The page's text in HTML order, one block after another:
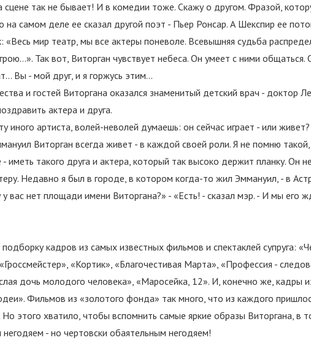
сцене так не бывает! И в комедии тоже. Скажу о другом. Фразой,
самом деле ее сказал другой поэт - Пьер Ронсар. А Шекспир ее
«Весь мир театр, мы все актеры поневоле. Всевышняя судьба
Так вот, Виторган чувствует небеса. Он умеет с ними общаться.
Вы - мой друг, и я горжусь этим…
и гостей Виторгана оказался знаменитый детский врач - доктор
актера и друга.
иного артиста, волей-неволей думаешь: он сейчас играет - или живет?
Виторган всегда живет - в каждой своей роли. Я не помню
иметь такого друга и актера, который так высоко держит планку. Он
Недавно я был в городе, в котором когда-то жил Эммануил, - в
вас нет площади имени Виторгана?» - «Есть! - сказал мэр. - И мы его
кадров из самых известных фильмов и спектаклей супруга:
«Кортик», «Благочестивая Марта», «Профессия -
дочь молодого человека», «Маросейка, 12». И, конечно же, кадры
Фильмов из «золотого фонда» так много, что из каждого
Но этого хватило, чтобы вспомнить самые яркие образы Виторгана, в
- но чертовски обаятельным негодяем!